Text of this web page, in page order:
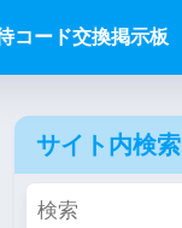
コード交換掲示板
サイト内検索